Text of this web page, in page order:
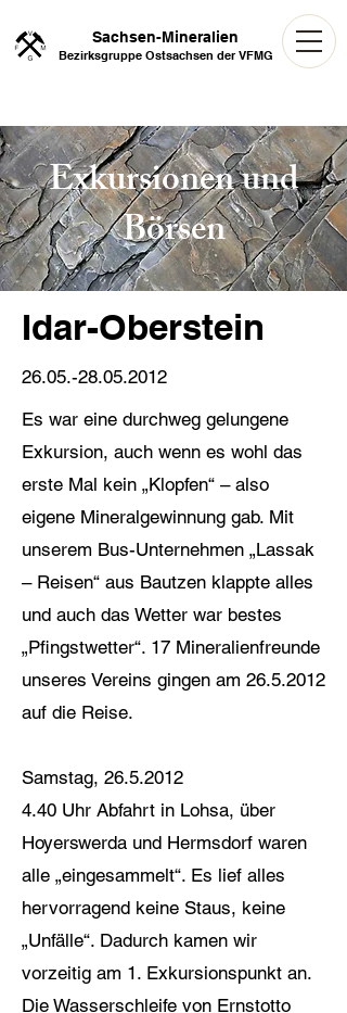
Sachsen-Mineralien
Bezirksgruppe Ostsachsen der VFMG
Exkursionen und
Börsen
Idar-Oberstein
26.05.-28.05.2012
Es war eine durchweg gelungene
Exkursion, auch wenn es wohl das
erste Mal kein „Klopfen“ – also
eigene Mineralgewinnung gab. Mit
unserem Bus-Unternehmen „Lassak
– Reisen“ aus Bautzen klappte alles
und auch das Wetter war bestes
„Pfingstwetter“. 17 Mineralienfreunde
unseres Vereins gingen am 26.5.2012
auf die Reise.
Samstag, 26.5.2012
4.40 Uhr Abfahrt in Lohsa, über
Hoyerswerda und Hermsdorf waren
alle „eingesammelt“. Es lief alles
hervorragend keine Staus, keine
„Unfälle“. Dadurch kamen wir
vorzeitig am 1. Exkursionspunkt an.
Die Wasserschleife von Ernstotto